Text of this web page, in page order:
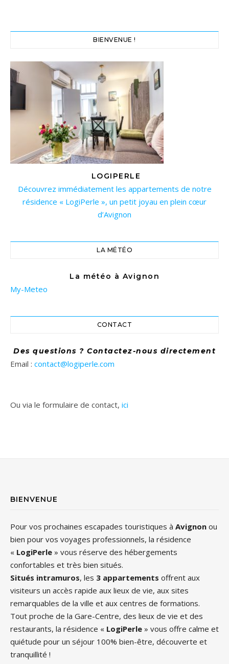
BIENVENUE !
LOGIPERLE
Découvrez immédiatement les appartements de notre
résidence « LogiPerle », un petit joyau en plein cœur
d’Avignon
LA MÉTÉO
La météo à Avignon
My-Meteo
CONTACT
Des questions ? Contactez-nous directement
Email : contact@logiperle.com
Ou via le formulaire de contact, ici
BIENVENUE
Pour vos prochaines escapades touristiques à Avignon ou
bien pour vos voyages professionnels, la résidence
« LogiPerle » vous réserve des hébergements
confortables et très bien situés.
Situés intramuros, les 3 appartements offrent aux
visiteurs un accès rapide aux lieux de vie, aux sites
remarquables de la ville et aux centres de formations.
Tout proche de la Gare-Centre, des lieux de vie et des
restaurants, la résidence « LogiPerle » vous offre calme et
quiétude pour un séjour 100% bien-être, découverte et
tranquillité !